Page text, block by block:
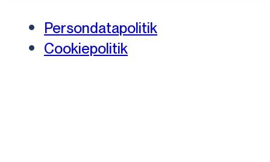
Persondatapolitik
Cookiepolitik